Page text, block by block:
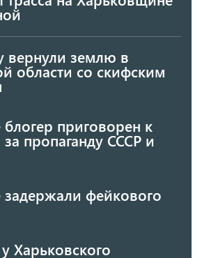
вернули землю в
области со скифским
приговорен к
пропаганду СССР и
задержали фейкового
Харьковского